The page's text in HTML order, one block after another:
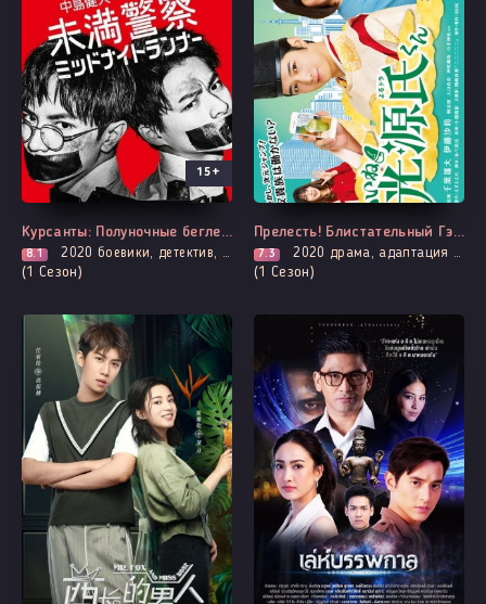
Выходит - 8 Серия
15+
Курсанты: Полуночные беглецы
8.1 2020 боевики, детектив, дружба, мистика, комедия, криминал, броманс, расследование, триллер
(1 Сезон)
Все серии
Прелесть! Блистательный Гэндзи
7.3 2020 драма, адаптация манги, комедия, романтика, фэнтези
(1 Сезон)